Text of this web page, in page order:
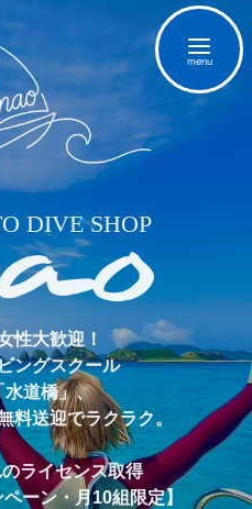
DIVE SHOP
性大歓迎！
ングスクール
水道橋」、
料送迎でラクラク。
ライセンス取得
ーン・月10組限定】